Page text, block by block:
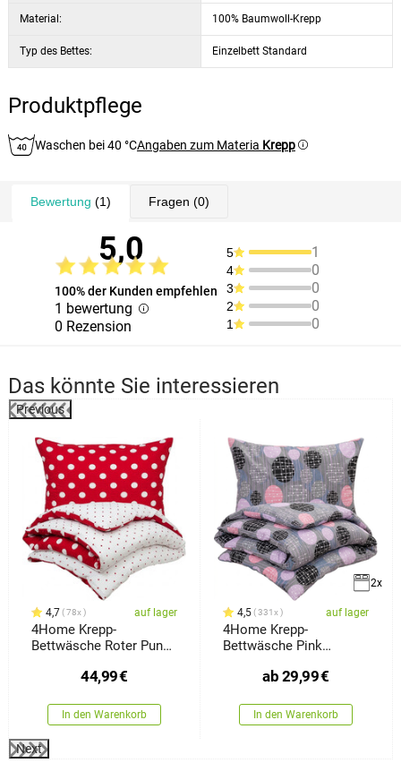
Material: 100% Baumwoll-Krepp
Typ des Bettes: Einzelbett Standard
Produktpflege
Waschen bei 40 °CAngaben zum Materia Krepp
Bewertung (1) Fragen (0)
5,0
100% der Kunden empfehlen
1 bewertung
0 Rezension
5 1
4 0
3 0
2 0
1 0
Das könnte Sie interessieren
Previous
4,7 78x auf lager
4Home Krepp-
Bettwäsche Roter Punkt,
70 x 90 cm44,99€
In den Warenkorb
2x
4,5 331x auf lager
4Home Krepp-
Bettwäsche Pink
ab 29,99€
In den Warenkorb
Next